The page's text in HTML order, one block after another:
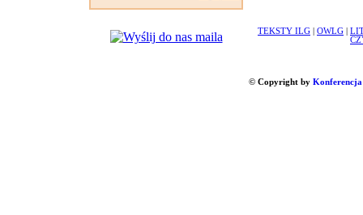
TEKSTY ILG OWLG
© Copyright by Konferencja